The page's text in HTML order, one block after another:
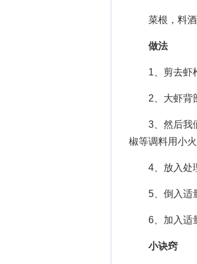
菜根，料酒
做法
1、剪去虾枪
2、大虾背部
3、然后我们
椒等调料用小火
4、放入处理
5、倒入适量
6、加入适量
小诀窍